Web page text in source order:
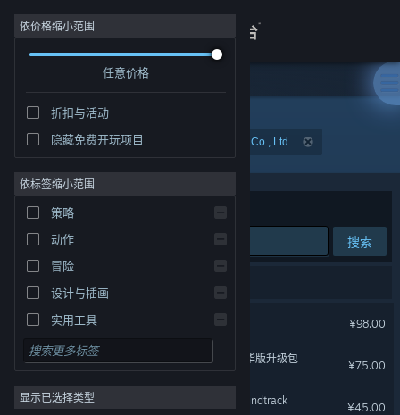
登录
关于
客服
依价格缩小范围
任意价格
折扣与活动
隐藏免费开玩项目
依标签缩小范围
策略
动作
冒险
设计与插画
实用工具
免费开玩
角色扮演
大型多人在线
显示已选择类型
开发者: Shanghai Sunborn Network Technology Co., Ltd.
排序依据 相关性
搜索
3 个匹配的搜索结果。
¥98.00
逆向坍塌：面包房行动 - 豪华版升级包
¥75.00
逆向坍塌：面包房行动 : Soundtrack
¥45.00